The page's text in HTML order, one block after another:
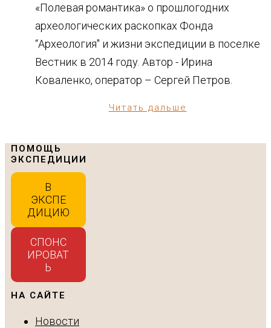
«Полевая романтика» о прошлогодних
археологических раскопках Фонда
“Археология" и жизни экспедиции в поселке
Вестник в 2014 году. Автор - Ирина
Коваленко, оператор – Сергей Петров.
Читать дальше
ПОМОЩЬ
ЭКСПЕДИЦИИ
В
ЭКСПЕ
ДИЦИЮ
СПОНС
ИРОВАТ
Ь
НА САЙТЕ
Новости